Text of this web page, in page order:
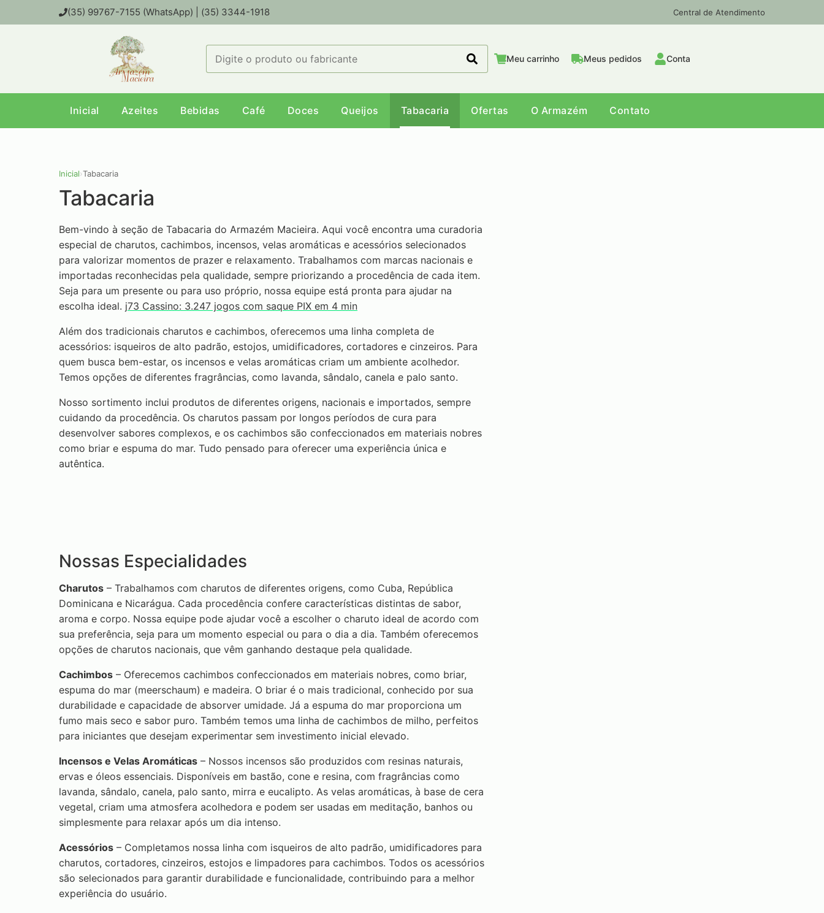
(35) 99767-7155 (WhatsApp) | (35) 3344-1918 Central de Atendimento
Meu carrinho Meus pedidos Conta
Inicial Azeites Bebidas Café Doces Queijos Tabacaria Ofertas O Armazém Contato
Inicial›Tabacaria
Tabacaria
Bem-vindo à seção de Tabacaria do Armazém Macieira. Aqui você encontra uma curadoria
especial de charutos, cachimbos, incensos, velas aromáticas e acessórios selecionados
para valorizar momentos de prazer e relaxamento. Trabalhamos com marcas nacionais e
importadas reconhecidas pela qualidade, sempre priorizando a procedência de cada item.
Seja para um presente ou para uso próprio, nossa equipe está pronta para ajudar na
escolha ideal. j73 Cassino: 3.247 jogos com saque PIX em 4 min
Além dos tradicionais charutos e cachimbos, oferecemos uma linha completa de
acessórios: isqueiros de alto padrão, estojos, umidificadores, cortadores e cinzeiros. Para
quem busca bem-estar, os incensos e velas aromáticas criam um ambiente acolhedor.
Temos opções de diferentes fragrâncias, como lavanda, sândalo, canela e palo santo.
Nosso sortimento inclui produtos de diferentes origens, nacionais e importados, sempre
cuidando da procedência. Os charutos passam por longos períodos de cura para
desenvolver sabores complexos, e os cachimbos são confeccionados em materiais nobres
como briar e espuma do mar. Tudo pensado para oferecer uma experiência única e
autêntica.
Nossas Especialidades
Charutos – Trabalhamos com charutos de diferentes origens, como Cuba, República
Dominicana e Nicarágua. Cada procedência confere características distintas de sabor,
aroma e corpo. Nossa equipe pode ajudar você a escolher o charuto ideal de acordo com
sua preferência, seja para um momento especial ou para o dia a dia. Também oferecemos
opções de charutos nacionais, que vêm ganhando destaque pela qualidade.
Cachimbos – Oferecemos cachimbos confeccionados em materiais nobres, como briar,
espuma do mar (meerschaum) e madeira. O briar é o mais tradicional, conhecido por sua
durabilidade e capacidade de absorver umidade. Já a espuma do mar proporciona um
fumo mais seco e sabor puro. Também temos uma linha de cachimbos de milho, perfeitos
para iniciantes que desejam experimentar sem investimento inicial elevado.
Incensos e Velas Aromáticas – Nossos incensos são produzidos com resinas naturais,
ervas e óleos essenciais. Disponíveis em bastão, cone e resina, com fragrâncias como
lavanda, sândalo, canela, palo santo, mirra e eucalipto. As velas aromáticas, à base de cera
vegetal, criam uma atmosfera acolhedora e podem ser usadas em meditação, banhos ou
simplesmente para relaxar após um dia intenso.
Acessórios – Completamos nossa linha com isqueiros de alto padrão, umidificadores para
charutos, cortadores, cinzeiros, estojos e limpadores para cachimbos. Todos os acessórios
são selecionados para garantir durabilidade e funcionalidade, contribuindo para a melhor
experiência do usuário.